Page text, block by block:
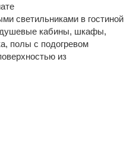
светильниками в гостиной
душевые кабины, шкафы,
полы с подогревом
из